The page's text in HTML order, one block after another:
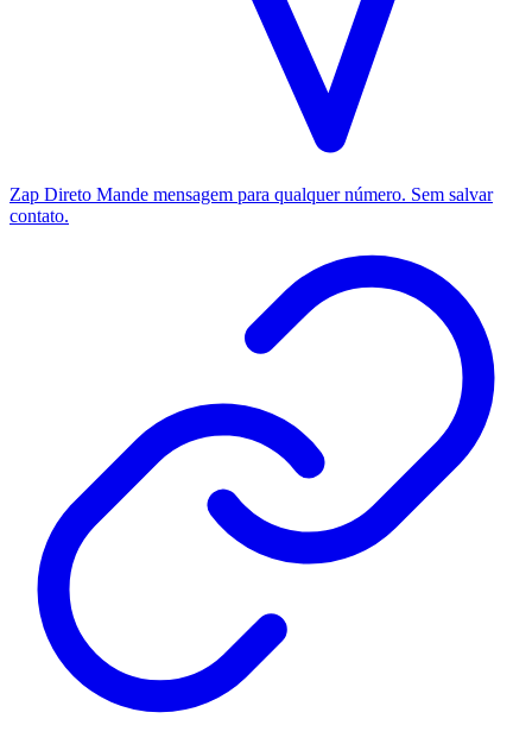
Zap Direto Mande mensagem para qualquer número. Sem salvar
contato.